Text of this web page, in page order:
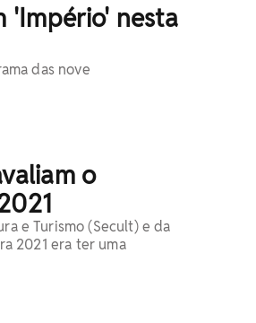
'Império' nesta
das nove
o
e Turismo (Secult) e da
2021 era ter uma